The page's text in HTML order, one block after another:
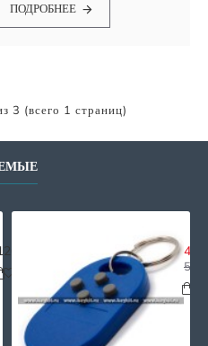
ПОДРОБНЕЕ
3 (всего 1 страниц)